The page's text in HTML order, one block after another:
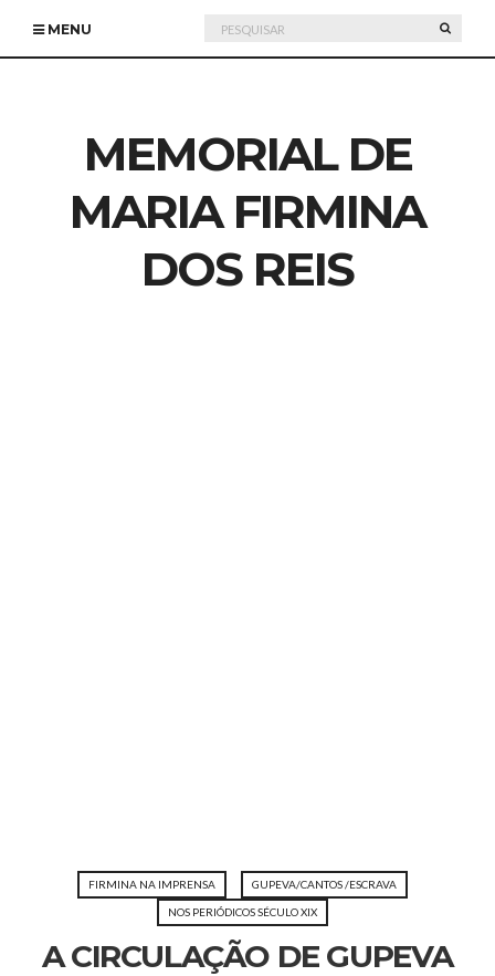
MENU
Pesquisar
por:
MEMORIAL DE
MARIA FIRMINA
DOS REIS
FIRMINA NA IMPRENSA GUPEVA/CANTOS /ESCRAVA
NOS PERIÓDICOS SÉCULO XIX
A CIRCULAÇÃO DE GUPEVA